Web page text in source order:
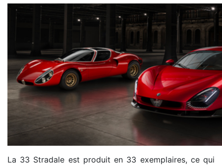
La 33 Stradale est produit en 33 exemplaires, ce qui